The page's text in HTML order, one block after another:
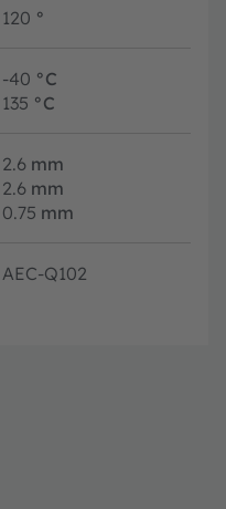
120 °
-40 °C
135 °C
2.6 mm
2.6 mm
0.75 mm
AEC-Q102